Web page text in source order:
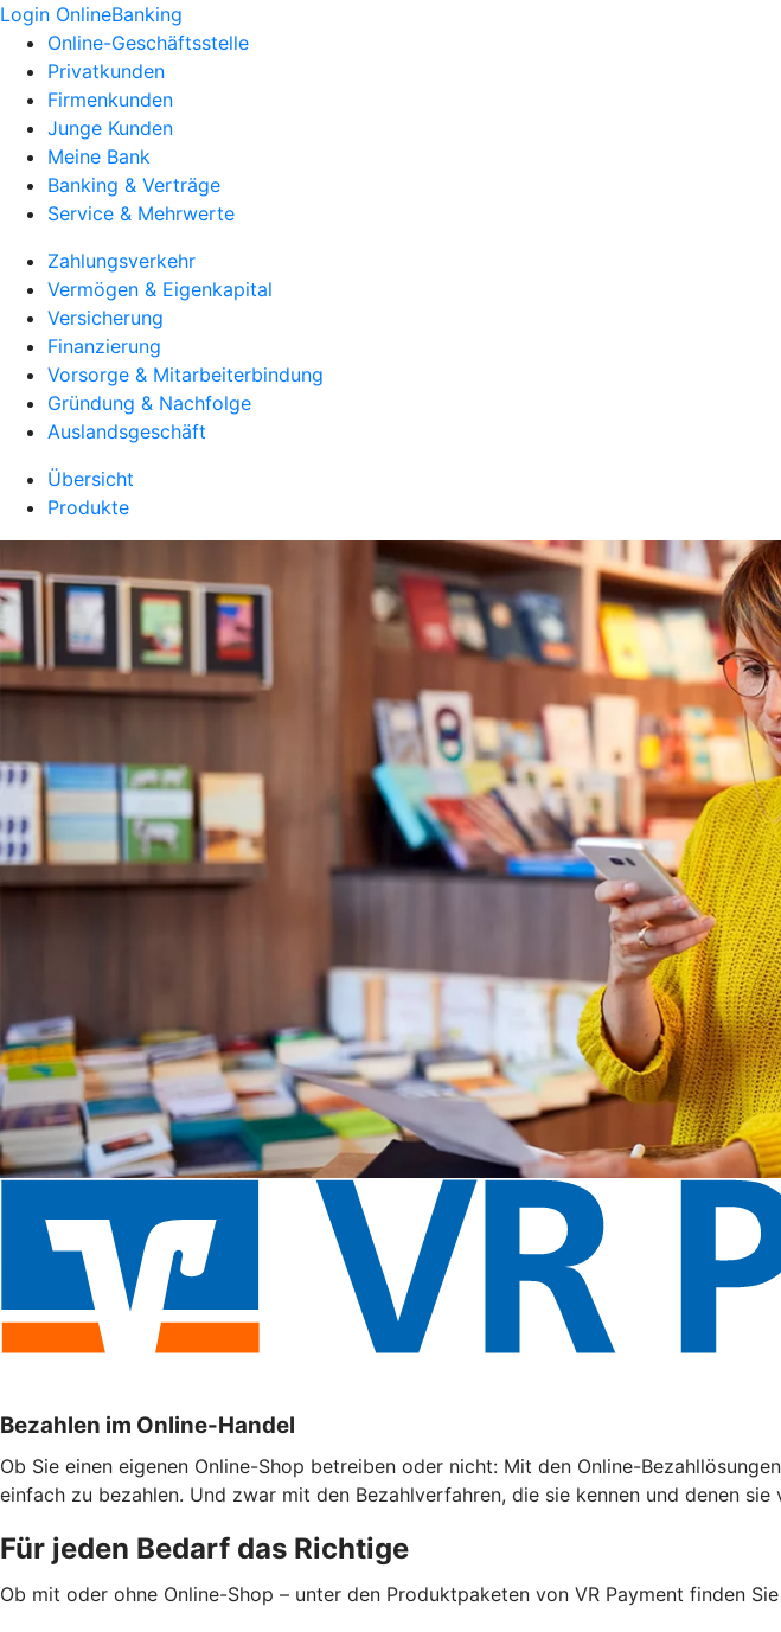
Login OnlineBanking
Online-Geschäftsstelle
Privatkunden
Firmenkunden
Junge Kunden
Meine Bank
Banking & Verträge
Service & Mehrwerte
Zahlungsverkehr
Vermögen & Eigenkapital
Versicherung
Finanzierung
Vorsorge & Mitarbeiterbindung
Gründung & Nachfolge
Auslandsgeschäft
Übersicht
Produkte
Bezahlen im Online-Handel
Ob Sie einen eigenen Online-Shop betreiben oder nicht: Mit den Online-
einfach zu bezahlen. Und zwar mit den Bezahlverfahren, die sie kennen und denen sie
Für jeden Bedarf das Richtige
Ob mit oder ohne Online-Shop – unter den Produktpaketen von VR Payment finden